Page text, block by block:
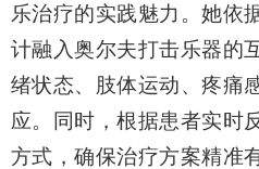
乐治疗的实践魅力。她依
计融入奥尔夫打击乐器的
绪状态、肢体运动、疼痛
应。同时，根据患者实时
方式，确保治疗方案精准